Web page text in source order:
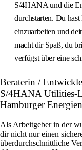
S/4HANA und die
durchstarten. Du
einzuarbeiten und
macht dir Spaß, du
verfügst über eine
Beraterin /
S/4HANA Utilities-
Hamburger
Als Arbeitgeber in der
dir nicht nur einen
überdurchschnittliche